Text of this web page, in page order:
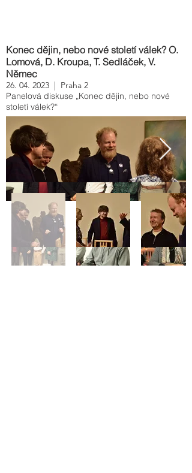
Konec dějin, nebo nové století válek? O.
Lomová, D. Kroupa, T. Sedláček, V.
Němec
26. 04. 2023 | Praha 2
Panelová diskuse „Konec dějin, nebo nové
století válek?“